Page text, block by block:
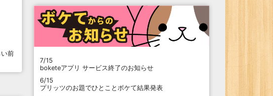
前
7/15
boketeアプリ サービス終了のお知らせ
6/15
プリッツのお題でひとことボケて結果発表